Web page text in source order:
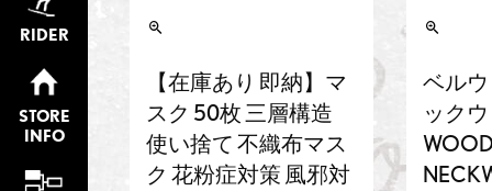
RIDER
STORE
INFO
【在庫あり 即納】マ
スク 50枚 三層構造
使い捨て 不織布マス
ク 花粉症対策 風邪対
ベル
ック